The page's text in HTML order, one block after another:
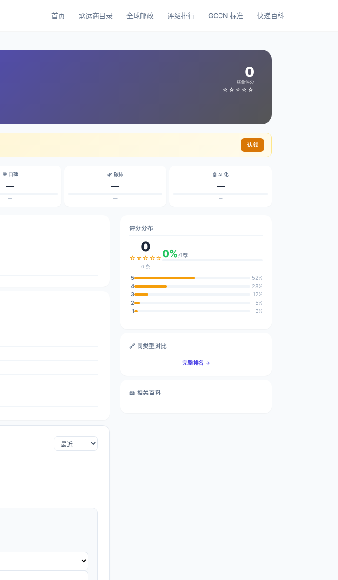
首页 承运商目录 全球邮政 评级排行 GCCN 标准 快递百科
0
综合评分
☆☆☆☆☆
认领
💬 口碑
—
—
🌿 碳排
—
—
🤖 AI 化
—
—
评分分布
0
☆☆☆☆☆
0 条
0%推荐
5
52%
4
28%
3
12%
2
5%
1
3%
🔗 同类型对比
完整排名 →
📖 相关百科